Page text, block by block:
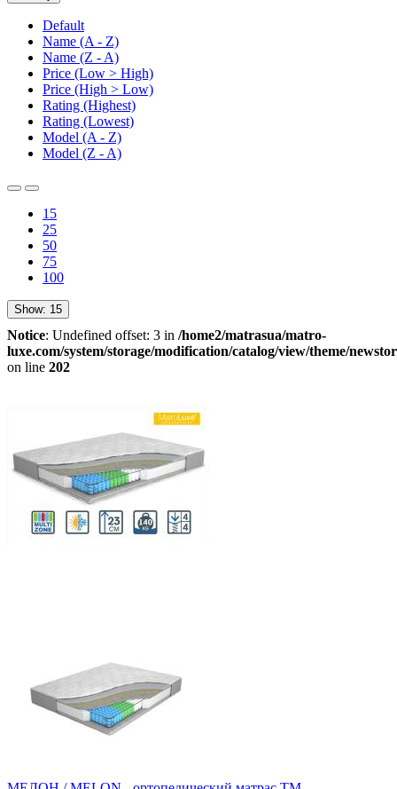
Default
Name (A - Z)
Name (Z - A)
Price (Low > High)
Price (High > Low)
Rating (Highest)
Rating (Lowest)
Model (A - Z)
Model (Z - A)
15
25
50
75
100
Show: 15
Notice: Undefined offset: 3 in /home2/matrasua/matro-
luxe.com/system/storage/modification/catalog/view/theme/
on line 202